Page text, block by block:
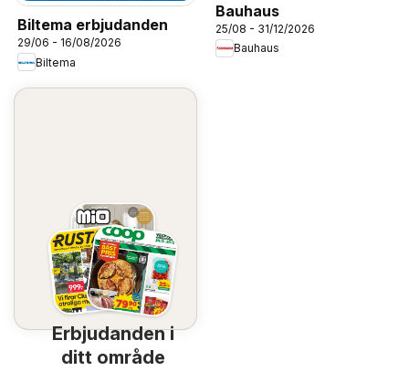
Biltema erbjudanden
29/06 - 16/08/2026
Biltema
Bauhaus
25/08 - 31/12/2026
Bauhaus
Erbjudanden i
ditt område